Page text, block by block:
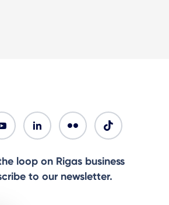
loop on Rigas business
to our newsletter.